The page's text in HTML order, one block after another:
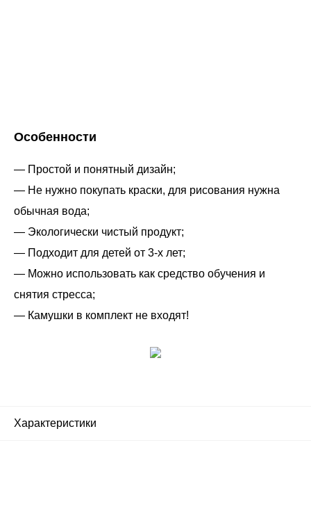
Особенности
— Простой и понятный дизайн;
— Не нужно покупать краски, для рисования нужна
обычная вода;
— Экологически чистый продукт;
— Подходит для детей от 3-х лет;
— Можно использовать как средство обучения и
снятия стресса;
— Камушки в комплект не входят!
Характеристики